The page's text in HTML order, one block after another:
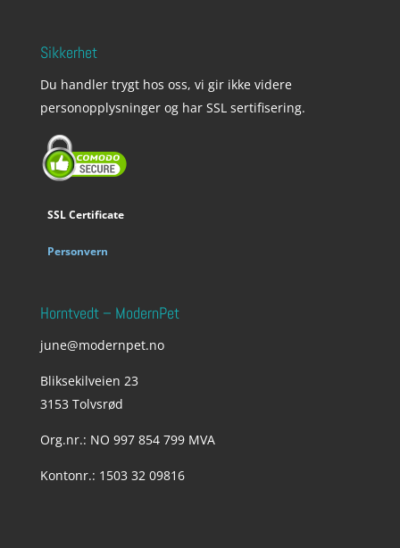
Sikkerhet
Du handler trygt hos oss, vi gir ikke videre
personopplysninger og har SSL sertifisering.
SSL Certificate
Personvern
Horntvedt – ModernPet
june@modernpet.no
Bliksekilveien 23
3153 Tolvsrød
Org.nr.: NO 997 854 799 MVA
Kontonr.: 1503 32 09816